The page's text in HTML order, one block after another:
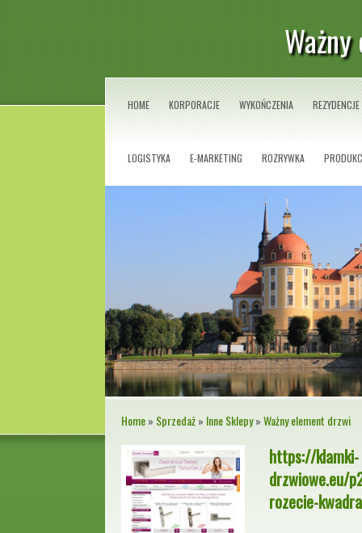
HOME KORPORACJE WYKOŃCZENIA REZYDENCJE
LOGISTYKA E-MARKETING ROZRYWKA
Home» Sprzedaż» Inne Sklepy»Ważny element drzwi
https://klamki-
drzwiowe.eu/
rozecie-